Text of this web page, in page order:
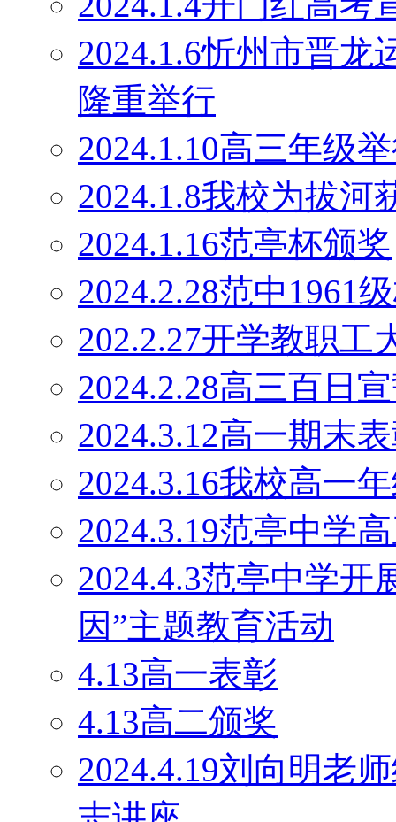
2024.1.6忻州市晋龙
隆重举行
2024.1.10高三年级
2024.1.8我校为拔河
2024.1.16范亭杯颁奖
2024.2.28范中1961
202.2.27开学教职工
2024.2.28高三百日
2024.3.12高一期末
2024.3.16我校高一
2024.3.19范亭中学
2024.4.3范亭中学开
因”主题教育活动
4.13高一表彰
4.13高二颁奖
2024.4.19刘向明老